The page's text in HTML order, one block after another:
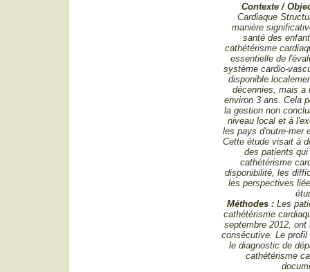
Contexte /
Cardiaque
manière
santé des
cathétérisme
essentielle de
système cardio-
disponible
décennies, mais a
environ 3 ans. Cela
la gestion non
niveau local et à
les pays d'outre-mer
Cette étude visait à
des patients
cathétérisme
disponibilité, les
les perspectives
Méthodes : Les
cathétérisme
septembre 2012,
consécutive. Le
le diagnostic de
cathétérisme